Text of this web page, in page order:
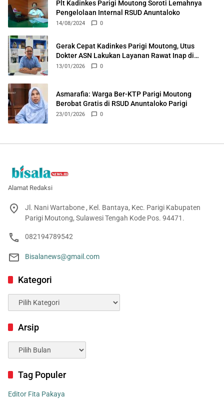
Plt Kadinkes Parigi Moutong Soroti Lemahnya
Pengelolaan Internal RSUD Anuntaloko
14/08/2024 0
Gerak Cepat Kadinkes Parigi Moutong, Utus
Dokter ASN Lakukan Layanan Rawat Inap di
Puskesmas Ongka
13/01/2026 0
Asmarafia: Warga Ber-KTP Parigi Moutong
Berobat Gratis di RSUD Anuntaloko Parigi
23/01/2026 0
Alamat Redaksi
Jl. Nani Wartabone , Kel. Bantaya, Kec. Parigi Kabupaten
Parigi Moutong, Sulawesi Tengah Kode Pos. 94471.
082194789542
Bisalanews@gmail.com
Kategori
Kategori
Arsip
Arsip
Tag Populer
Editor Fita Pakaya